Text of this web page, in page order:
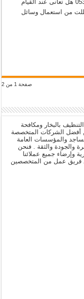
نقل العفش بمكة اتصل بنا الان على 0535677800 هل تعانى عند القيام
من استعمال وسائل
صفحة 1 من 2
بالبخار ومكافحة
أفضل الشركات المتخصصة
والمؤسسات العامة
والجودة والثقة . فنحن
وإرضاء جميع عملائنا
فريق عمل من المتخصصين